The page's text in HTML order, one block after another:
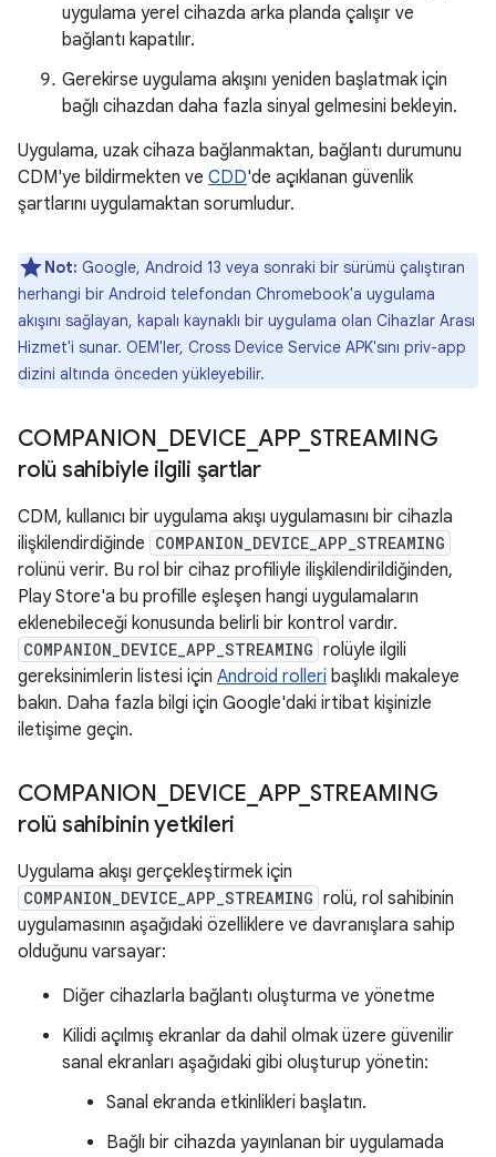
uygulama yerel cihazda arka planda çalışır ve
bağlantı kapatılır.
Gerekirse uygulama akışını yeniden başlatmak için
bağlı cihazdan daha fazla sinyal gelmesini bekleyin.
Uygulama, uzak cihaza bağlanmaktan, bağlantı durumunu
CDM'ye bildirmekten ve CDD'de açıklanan güvenlik
şartlarını uygulamaktan sorumludur.
Not: Google, Android 13 veya sonraki bir sürümü çalıştıran
herhangi bir Android telefondan Chromebook'a uygulama
akışını sağlayan, kapalı kaynaklı bir uygulama olan Cihazlar Arası
Hizmet'i sunar. OEM'ler, Cross Device Service APK'sını priv-app
dizini altında önceden yükleyebilir.
COMPANION DEVICE APP_ STREAMING
rolü sahibiyle ilgili şartlar
CDM, kullanıcı bir uygulama akışı uygulamasını bir cihazla
ilişkilendirdiğinde COMPANION_DEVICE_APP_STREAMING
rolünü verir. Bu rol bir cihaz profiliyle ilişkilendirildiğinden,
Play Store'a bu profille eşleşen hangi uygulamaların
eklenebileceği konusunda belirli bir kontrol vardır.
COMPANION_DEVICE_APP_STREAMING rolüyle ilgili
gereksinimlerin listesi için Android rolleri başlıklı makaleye
bakın. Daha fazla bilgi için Google'daki irtibat kişinizle
iletişime geçin.
COMPANION DEVICE APP_ STREAMING
rolü sahibinin yetkileri
Uygulama akışı gerçekleştirmek için
COMPANION_DEVICE_APP_STREAMING rolü, rol sahibinin
uygulamasının aşağıdaki özelliklere ve davranışlara sahip
olduğunu varsayar:
Diğer cihazlarla bağlantı oluşturma ve yönetme
Kilidi açılmış ekranlar da dahil olmak üzere güvenilir
sanal ekranları aşağıdaki gibi oluşturup yönetin:
Sanal ekranda etkinlikleri başlatın.
Bağlı bir cihazda yayınlanan bir uygulamada